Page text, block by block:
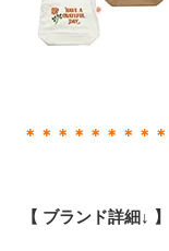
＊＊＊＊＊＊＊＊
【 ブランド詳細↓ 】